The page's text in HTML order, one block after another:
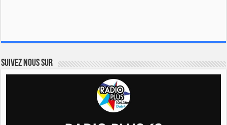
Suivez nous sur